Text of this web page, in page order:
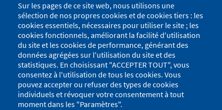
Sur les pages de ce site web, nous utilisons une
sélection de nos propres cookies et de cookies tiers : les
cookies essentiels, nécessaires pour utiliser le site ; les
cookies fonctionnels, améliorant la facilité d'utilisation
du site et les cookies de performance, générant des
données agrégées sur l'utilisation du site et des
statistiques. En choisissant "ACCEPTER TOUT", vous
consentez à l'utilisation de tous les cookies. Vous
pouvez accepter ou refuser des types de cookies
individuels et révoquer votre consentement à tout
moment dans les "Paramètres".